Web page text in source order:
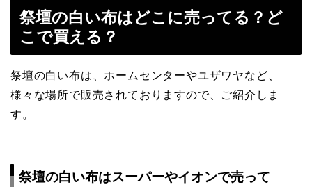
祭壇の白い布はどこに売ってる？ど
こで買える？
祭壇の白い布は、ホームセンターやユザワヤなど、
様々な場所で販売されておりますので、ご紹介しま
す。
祭壇の白い布はスーパーやイオンで売って